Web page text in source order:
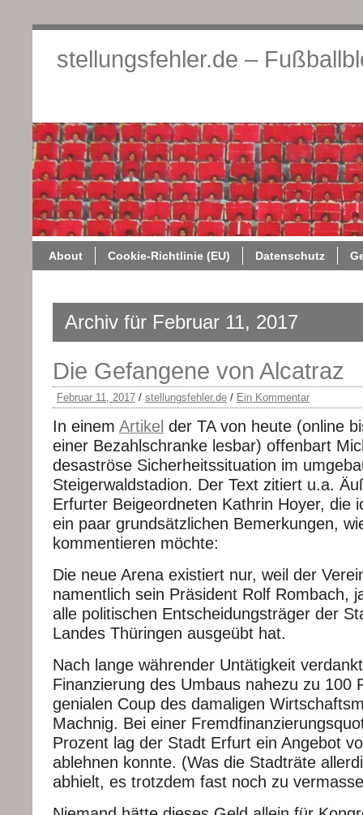
stellungsfehler.de –
About Cookie-Richtlinie (EU) Datenschutz
Archiv für Februar 11, 2017
Die Gefangene von Alcatraz
Februar 11, 2017 / stellungsfehler.de / Ein Kommentar
In einem Artikel der TA von heute (online
einer Bezahlschranke lesbar) offenbart
desaströse Sicherheitssituation im
Steigerwaldstadion. Der Text zitiert u.a.
Erfurter Beigeordneten Kathrin Hoyer, die
ein paar grundsätzlichen Bemerkungen,
kommentieren möchte:
Die neue Arena existiert nur, weil der
namentlich sein Präsident Rolf Rombach,
alle politischen Entscheidungsträger der
Landes Thüringen ausgeübt hat.
Nach lange währender Untätigkeit
Finanzierung des Umbaus nahezu zu 100
genialen Coup des damaligen
Machnig. Bei einer
Prozent lag der Stadt Erfurt ein Angebot
ablehnen konnte. (Was die Stadträte
abhielt, es trotzdem fast noch zu